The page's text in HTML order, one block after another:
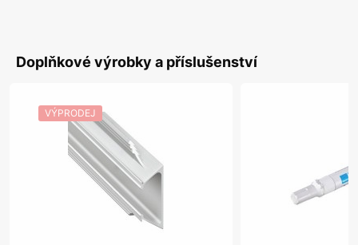
Doplňkové výrobky a příslušenství
VÝPRODEJ